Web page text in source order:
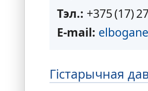
Тэл.: +375 (17)
E‑mail:
Гістарычная